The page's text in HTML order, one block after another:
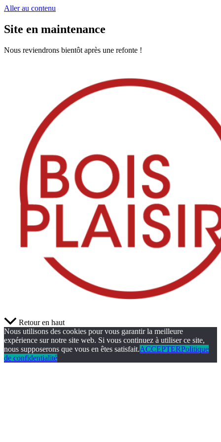
Aller au contenu
Site en maintenance
Nous reviendrons bientôt après une refonte !
Retour en haut
Nous utilisons des cookies pour vous garantir la meilleure
expérience sur notre site web. Si vous continuez à utiliser ce site,
nous supposerons que vous en êtes satisfait.ACCEPTERPolitique
de confidentialité